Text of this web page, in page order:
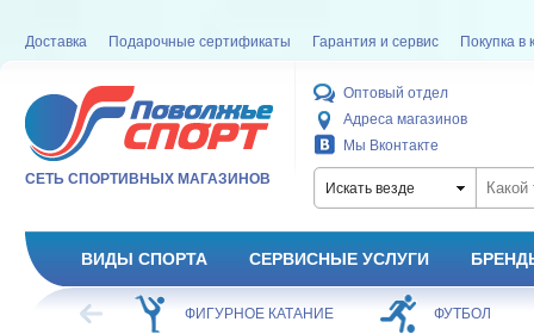
Доставка Подарочные сертификаты Гарантия и сервис Покупка в
СЕТЬ СПОРТИВНЫХ МАГАЗИНОВ
Оптовый отдел
Адреса магазинов
Мы Вконтакте
Искать везде
ВИДЫ СПОРТА СЕРВИСНЫЕ УСЛУГИ
ХОККЕЙ ФИГУРНОЕ КАТАНИЕ ФУТБОЛ